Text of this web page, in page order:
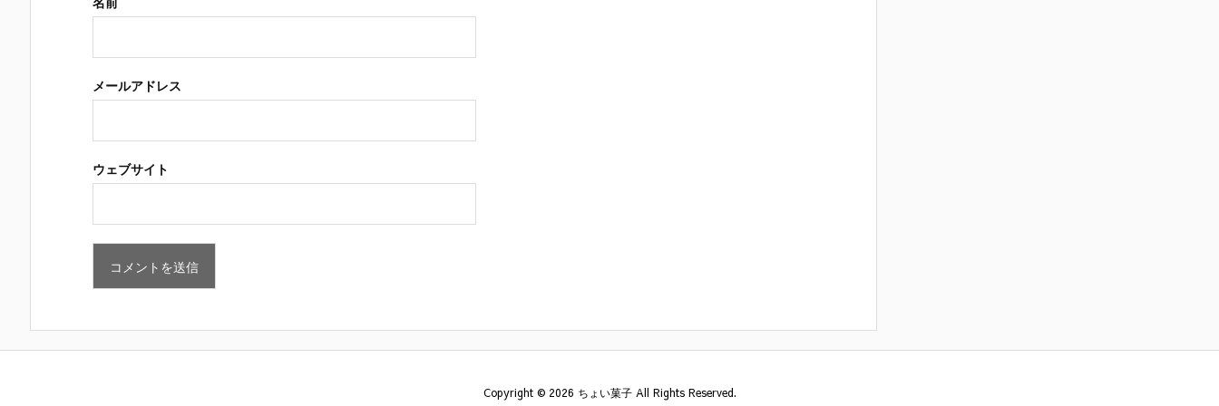
メールアドレス
ウェブサイト
Copyright © 2026 ちょい菓子All Rights Reserved.